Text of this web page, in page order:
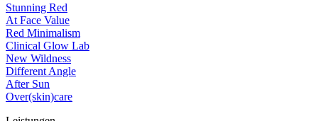
Stunning Red
At Face Value
Red Minimalism
Clinical Glow Lab
New Wildness
Different Angle
After Sun
Over(skin)care